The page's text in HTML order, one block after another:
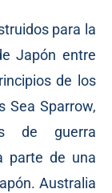
para la
Japón entre
de los
Sea Sparrow,
de guerra
parte de una
Australia